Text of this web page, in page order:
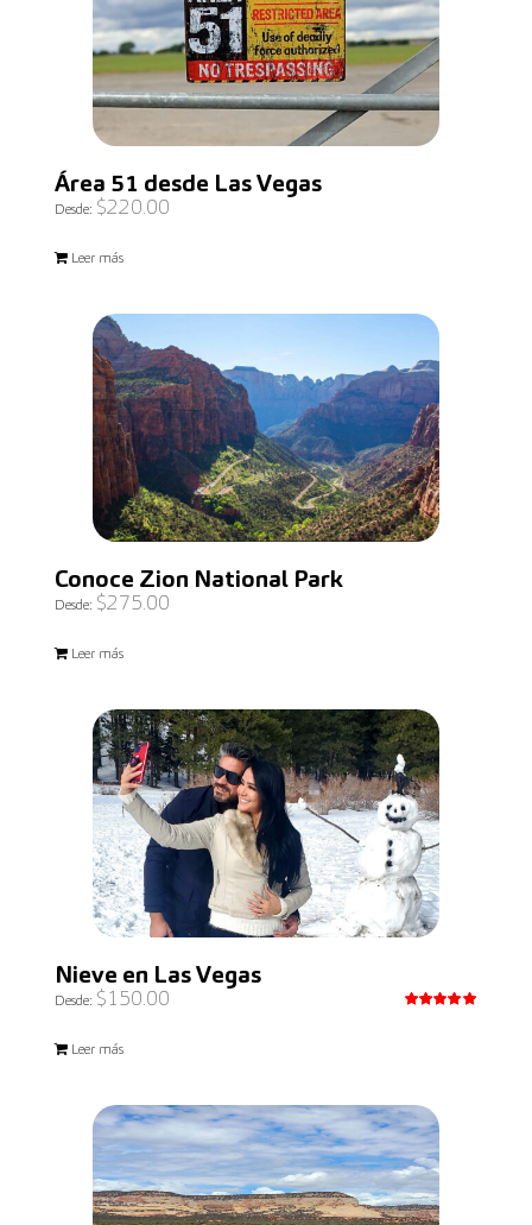
Área 51 desde Las Vegas
Desde: $220.00
Leer más
Conoce Zion National Park
Desde: $275.00
Leer más
Nieve en Las Vegas
Desde: $150.00
Leer más